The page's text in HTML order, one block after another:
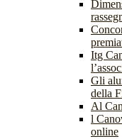
Itg
Gli
della
Al
l
online